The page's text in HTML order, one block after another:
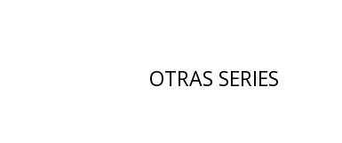
OTRAS SERIES